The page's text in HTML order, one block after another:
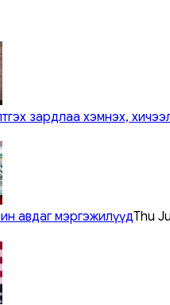
зардлаа хэмнэх,
авдаг мэргэжилүүдThu